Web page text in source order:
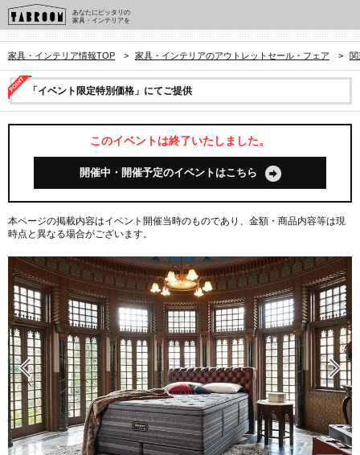
あなたにピッタリの
家具・インテリアを
家具・インテリア情報TOP > 家具・インテリアのアウトレットセール・フェア > 関
「イベント限定特別価格」にてご提供
このイベントは終了いたしました。
開催中・開催予定のイベントはこちら
本ページの掲載内容はイベント開催当時のものであり、金額・商品内容等は現
時点と異なる場合がございます。